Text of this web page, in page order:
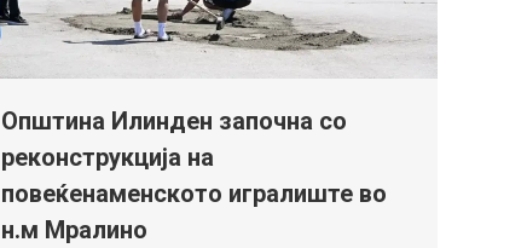
Општина Илинден започна со
реконструкција на
повеќенаменското игралиште во
н.м Мралино